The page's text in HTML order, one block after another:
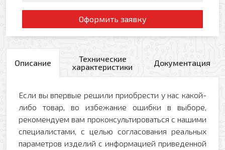
Оформить заявку
Описание
Технические
характеристики
Документация
Если вы впервые решили приобрести у нас какой-
либо товар, во избежание ошибки в выборе,
рекомендуем вам проконсультироваться с нашими
специалистами, с целью согласования реальных
параметров изделий с информацией приведенной